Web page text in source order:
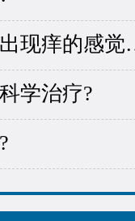
为什么
学治疗?